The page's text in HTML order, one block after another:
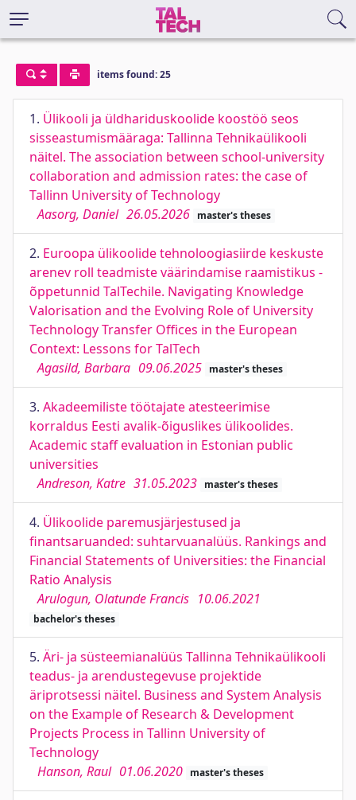
items found: 25
1. Ülikooli ja üldhariduskoolide koostöö seos
sisseastumismääraga: Tallinna Tehnikaülikooli
näitel. The association between school-university
collaboration and admission rates: the case of
Tallinn University of Technology
Aasorg, Daniel 26.05.2026 master's theses
2. Euroopa ülikoolide tehnoloogiasiirde keskuste
arenev roll teadmiste väärindamise raamistikus -
õppetunnid TalTechile. Navigating Knowledge
Valorisation and the Evolving Role of University
Technology Transfer Offices in the European
Context: Lessons for TalTech
Agasild, Barbara 09.06.2025 master's theses
3. Akadeemiliste töötajate atesteerimise
korraldus Eesti avalik-õiguslikes ülikoolides.
Academic staff evaluation in Estonian public
universities
Andreson, Katre 31.05.2023 master's theses
4. Ülikoolide paremusjärjestused ja
finantsaruanded: suhtarvuanalüüs. Rankings and
Financial Statements of Universities: the Financial
Ratio Analysis
Arulogun, Olatunde Francis 10.06.2021
bachelor's theses
5. Äri- ja süsteemianalüüs Tallinna Tehnikaülikooli
teadus- ja arendustegevuse projektide
äriprotsessi näitel. Business and System Analysis
on the Example of Research & Development
Projects Process in Tallinn University of
Technology
Hanson, Raul 01.06.2020 master's theses